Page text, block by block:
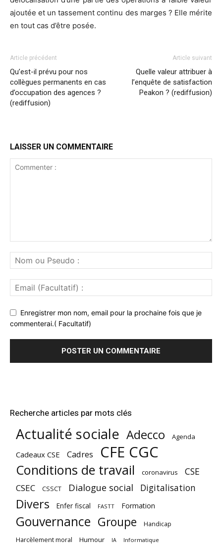
ajoutée et un tassement continu des marges ? Elle mérite
en tout cas d’être posée.
Article précédent
Qu’est-il prévu pour nos
collègues permanents en cas
d’occupation des agences ?
(rediffusion)
Article suivant
Quelle valeur attribuer à
l’enquête de satisfaction
Peakon ? (rediffusion)
LAISSER UN COMMENTAIRE
Enregistrer mon nom, email pour la prochaine fois que je
commenterai.( Facultatif)
Recherche articles par mots clés
Actualité sociale Adecco Agenda
Cadeaux CSE Cadres CFE CGC
Conditions de travail coronavirus CSE
CSEC CSSCT Dialogue social Digitalisation
Divers Enfer fiscal FASTT Formation
Gouvernance Groupe Handicap
Harcèlement moral Humour IA Informatique